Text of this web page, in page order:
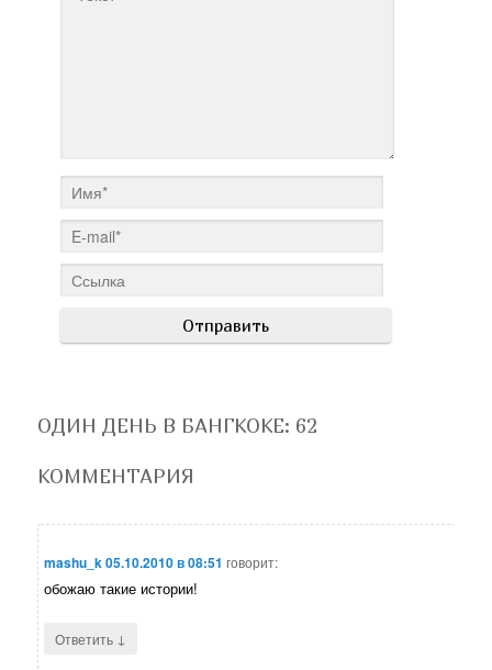
ОДИН ДЕНЬ В БАНГКОКЕ: 62
КОММЕНТАРИЯ
mashu_k05.10.2010 в 08:51 говорит:
обожаю такие истории!
Ответить ↓